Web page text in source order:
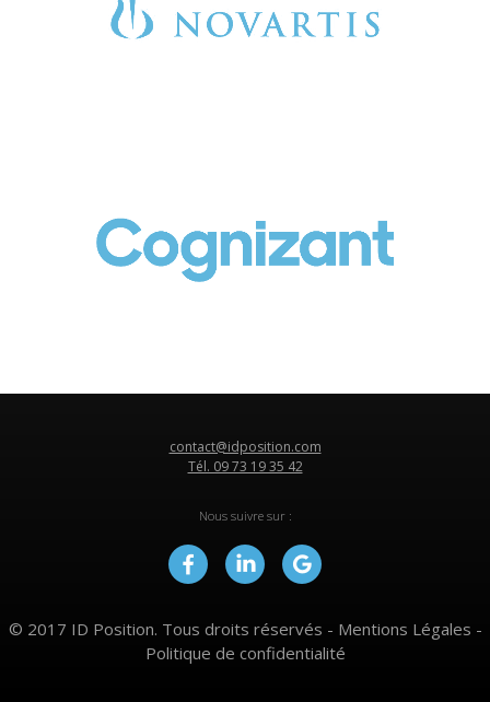
contact@idposition.com
Tél. 09 73 19 35 42
Nous suivre sur :
© 2017 ID Position. Tous droits réservés - Mentions Légales -
Politique de confidentialité